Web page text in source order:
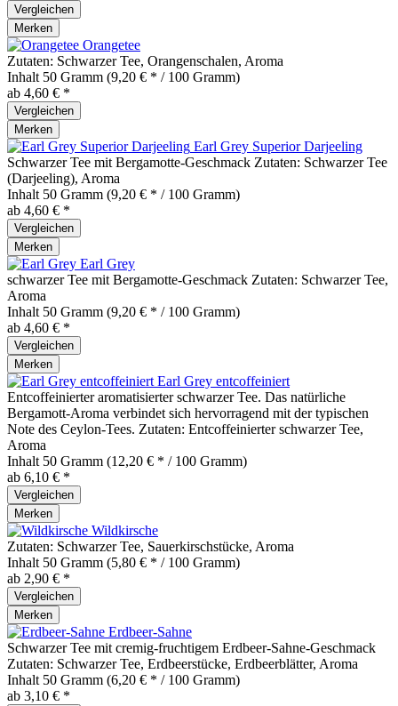
Vergleichen
Merken
Orangetee
Zutaten: Schwarzer Tee, Orangenschalen, Aroma
Inhalt 50 Gramm (9,20 € * / 100 Gramm)
ab 4,60 € *
Vergleichen
Merken
Earl Grey Superior Darjeeling
Schwarzer Tee mit Bergamotte-Geschmack Zutaten: Schwarzer Tee
(Darjeeling), Aroma
Inhalt 50 Gramm (9,20 € * / 100 Gramm)
ab 4,60 € *
Vergleichen
Merken
Earl Grey
schwarzer Tee mit Bergamotte-Geschmack Zutaten: Schwarzer Tee,
Aroma
Inhalt 50 Gramm (9,20 € * / 100 Gramm)
ab 4,60 € *
Vergleichen
Merken
Earl Grey entcoffeiniert
Entcoffeinierter aromatisierter schwarzer Tee. Das natürliche
Bergamott-Aroma verbindet sich hervorragend mit der typischen
Note des Ceylon-Tees. Zutaten: Entcoffeinierter schwarzer Tee,
Aroma
Inhalt 50 Gramm (12,20 € * / 100 Gramm)
ab 6,10 € *
Vergleichen
Merken
Wildkirsche
Zutaten: Schwarzer Tee, Sauerkirschstücke, Aroma
Inhalt 50 Gramm (5,80 € * / 100 Gramm)
ab 2,90 € *
Vergleichen
Merken
Erdbeer-Sahne
Schwarzer Tee mit cremig-fruchtigem Erdbeer-Sahne-Geschmack
Zutaten: Schwarzer Tee, Erdbeerstücke, Erdbeerblätter, Aroma
Inhalt 50 Gramm (6,20 € * / 100 Gramm)
ab 3,10 € *